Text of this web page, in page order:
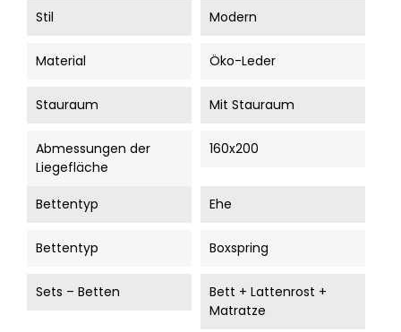
Stil Modern
Material Öko-Leder
Stauraum Mit Stauraum
Abmessungen der
Liegefläche
160x200
Bettentyp Ehe
Bettentyp Boxspring
Sets – Betten
Bett + Lattenrost +
Matratze